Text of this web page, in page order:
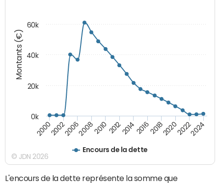
Montants (€)
Encours de la dette
20002002200620082010 2012201420162018202020222024
0k
20k
40k
60k
© JDN 2026
L'encours de la dette représente la somme que